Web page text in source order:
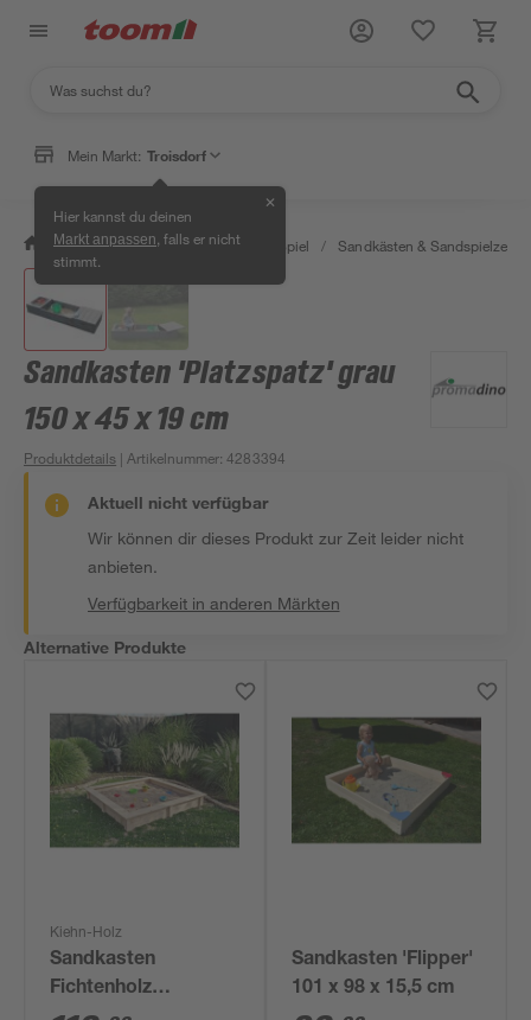
Mein Markt: Troisdorf
Hier kannst du deinen
Markt anpassen , falls er nicht
stimmt.
✕
/ Garten & Freizeit / Outdoor & Spiel / Sandkästen & Sandspielzeug
Sandkasten 'Platzspatz' grau
150 x 45 x 19 cm
Produktdetails | Artikelnummer:4283394
Aktuell nicht verfügbar
Wir können dir dieses Produkt zur Zeit leider nicht
anbieten.
Verfügbarkeit in anderen Märkten
Alternative Produkte
Kiehn-Holz
Sandkasten
Fichtenholz
Sandkasten 'Flipper'
101 x 98 x 15,5 cm